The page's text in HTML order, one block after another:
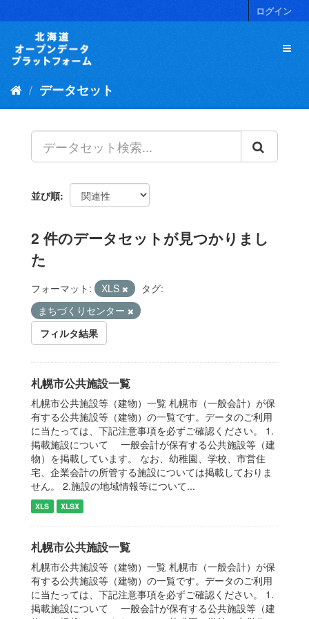
キ
ログイン
データセット
並び順
2 件のデータセットが見つかりまし
た
フォーマット: XLS
タグ:
まちづくりセンター
フィルタ結果
札幌市公共施設一覧
札幌市公共施設等（建物）一覧 札幌市（一般会計）が保
有する公共施設等（建物）の一覧です。データのご利用
に当たっては、下記注意事項を必ずご確認ください。 1.
掲載施設について 一般会計が保有する公共施設等（建
物）を掲載しています。 なお、幼稚園、学校、市営住
宅、企業会計の所管する施設については掲載しておりま
せん。 2.施設の地域情報等について...
XLS XLSX
札幌市公共施設一覧
札幌市公共施設等（建物）一覧 札幌市（一般会計）が保
有する公共施設等（建物）の一覧です。データのご利用
に当たっては、下記注意事項を必ずご確認ください。 1.
掲載施設について 一般会計が保有する公共施設等（建